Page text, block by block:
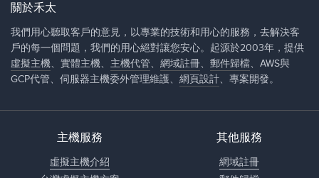
關於禾太
我們用心聽取客戶的意見，以專業的技術和用心的服務，去解決客
戶的每一個問題，我們的用心絕對讓您安心。起源於2003年，提供
虛擬主機、實體主機、 主機代管、 網域註冊、 郵件歸檔、AWS與
GCP代管、伺服器主機委外管理維護、 網頁設計、專案開發。
主機服務
虛擬主機介紹
其他服務
網域註冊